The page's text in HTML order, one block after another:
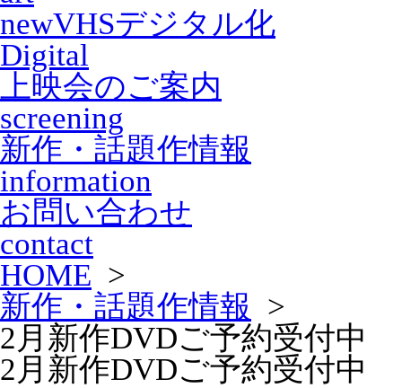
newVHSデジタル化
Digital
上映会のご案内
screening
新作・話題作情報
information
お問い合わせ
contact
HOME >
新作・話題作情報 >
2月新作DVDご予約受付中
2月新作DVDご予約受付中